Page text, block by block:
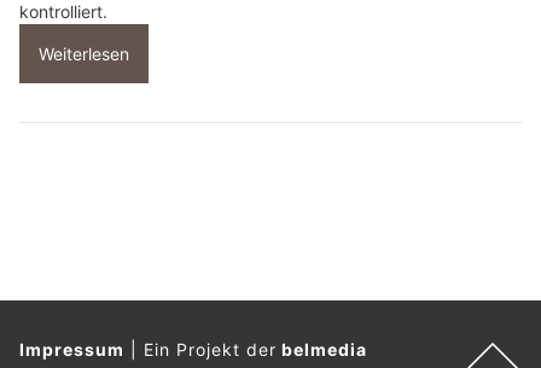
kontrolliert.
Weiterlesen
Impressum Ein Projekt derbelmedia